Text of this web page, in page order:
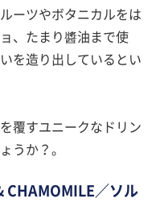
ーツやボタニカルをは
、たまり醬油まで使
を造り出しているとい
覆すユニークなドリン
うか？。
CHAMOMILE／ソル